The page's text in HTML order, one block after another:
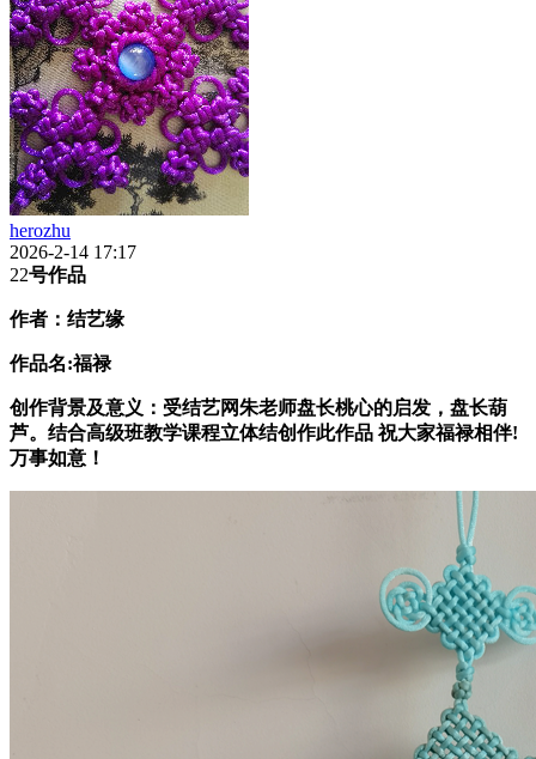
herozhu
2026-2-14 17:17
22号作品
作者： 结艺缘
作品名:福禄
创作背景及意义： 受结艺网朱老师盘长桃心的启发，盘长葫
芦。结合高级班教学课程立体结创作此作品 祝大家福禄相伴!
万事如意！